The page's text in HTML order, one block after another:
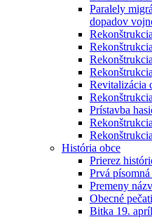
Paralely
dopadov
Revitalizácia
Prístavba
História obce
Prierez
Prvá
Premeny
Obecné
Bitka 19.